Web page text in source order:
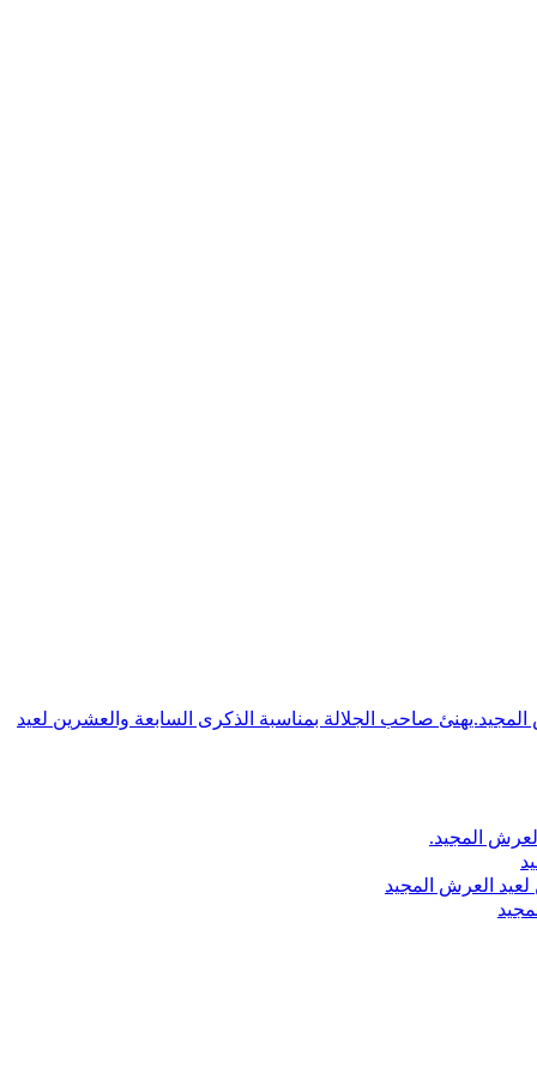
صاحب الجلالة بمناسبة الذكرى السابعة والعشرين لعيد
المجيد.
العرش المجيد